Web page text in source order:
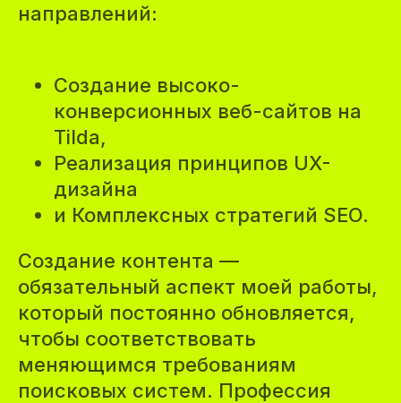
направлений:
Создание высоко-
конверсионных веб-сайтов на
Tilda,
Реализация принципов UX-
дизайна
и Комплексных стратегий SEO.
Создание контента —
обязательный аспект моей работы,
который постоянно обновляется,
чтобы соответствовать
меняющимся требованиям
поисковых систем. Профессия